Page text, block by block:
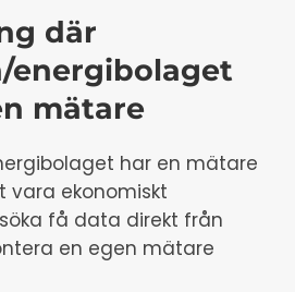
där
energibolaget
mätare
har en mätare
vara ekonomiskt
få data direkt från
en egen mätare